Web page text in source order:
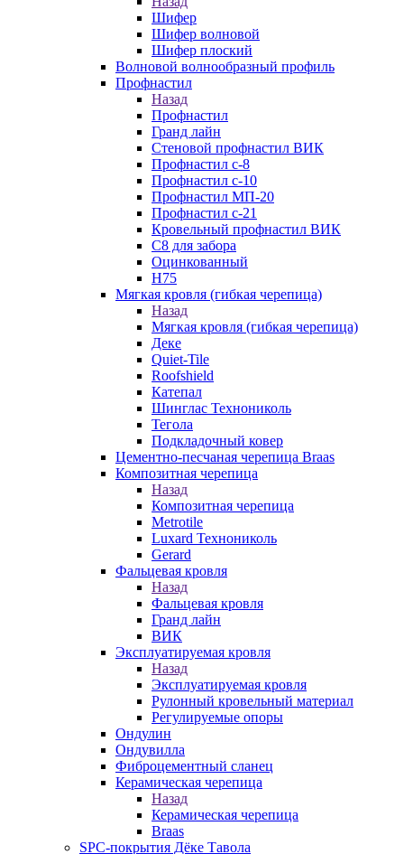
Шифер
Шифер волновой
Шифер плоский
Волновой волнообразный профиль
Профнастил
Назад
Профнастил
Гранд лайн
Стеновой профнастил ВИК
Профнастил с-8
Профнастил с-10
Профнастил МП-20
Профнастил с-21
Кровельный профнастил ВИК
С8 для забора
Оцинкованный
Н75
Мягкая кровля (гибкая черепица)
Назад
Мягкая кровля (гибкая черепица)
Деке
Quiet-Tile
Roofshield
Катепал
Шинглас Технониколь
Тегола
Подкладочный ковер
Цементно-песчаная черепица Braas
Композитная черепица
Назад
Композитная черепица
Metrotile
Luxard Технониколь
Gerard
Фальцевая кровля
Назад
Фальцевая кровля
Гранд лайн
ВИК
Эксплуатируемая кровля
Назад
Эксплуатируемая кровля
Рулонный кровельный материал
Регулируемые опоры
Ондулин
Ондувилла
Фиброцементный сланец
Керамическая черепица
Назад
Керамическая черепица
Braas
SPC-покрытия Дёке Тавола